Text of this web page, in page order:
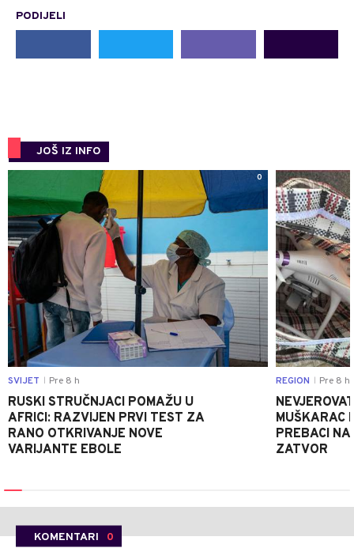
PODIJELI
JOŠ IZ INFO
0
SVIJET Pre 8 h
RUSKI STRUČNJACI POMAŽU U
AFRICI: RAZVIJEN PRVI TEST ZA
RANO OTKRIVANJE NOVE
VARIJANTE EBOLE
REGION Pre 8 h
MUŠKARAC
PREBACI
ZATVOR
KOMENTARI 0